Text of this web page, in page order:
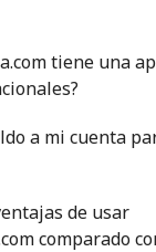
tiene una
a mi cuenta
de usar
comparado